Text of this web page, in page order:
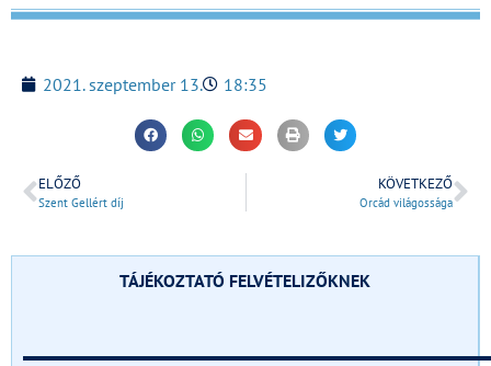
2021. szeptember 13. 18:35
ELŐZŐ
Szent Gellért díj
KÖVETKEZŐ
Orcád világossága
TÁJÉKOZTATÓ FELVÉTELIZŐKNEK